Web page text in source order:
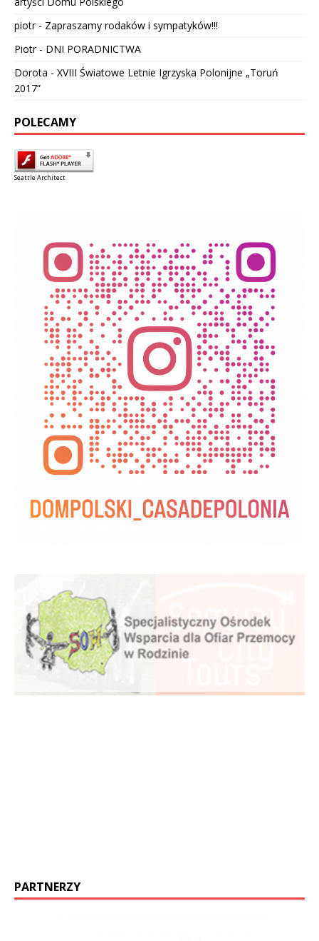
piotr- Zapraszamy rodaków i sympatyków!!!
Piotr- DNI PORADNICTWA
Dorota - XVIII Światowe Letnie Igrzyska Polonijne „Toruń
2017”
POLECAMY
Seattle Architect
PARTNERZY